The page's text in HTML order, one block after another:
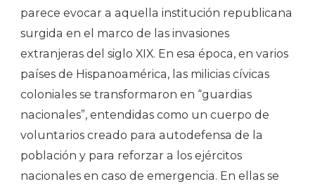
parece evocar a aquella institución republicana
surgida en el marco de las invasiones
extranjeras del siglo XIX. En esa época, en varios
países de Hispanoamérica, las milicias cívicas
coloniales se transformaron en “guardias
nacionales”, entendidas como un cuerpo de
voluntarios creado para autodefensa de la
población y para reforzar a los ejércitos
nacionales en caso de emergencia. En ellas se